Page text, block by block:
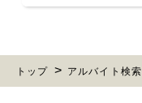
トップ アルバイト検索